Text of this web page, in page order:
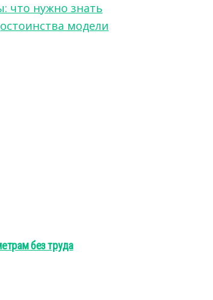
что нужно знать
модели
без труда